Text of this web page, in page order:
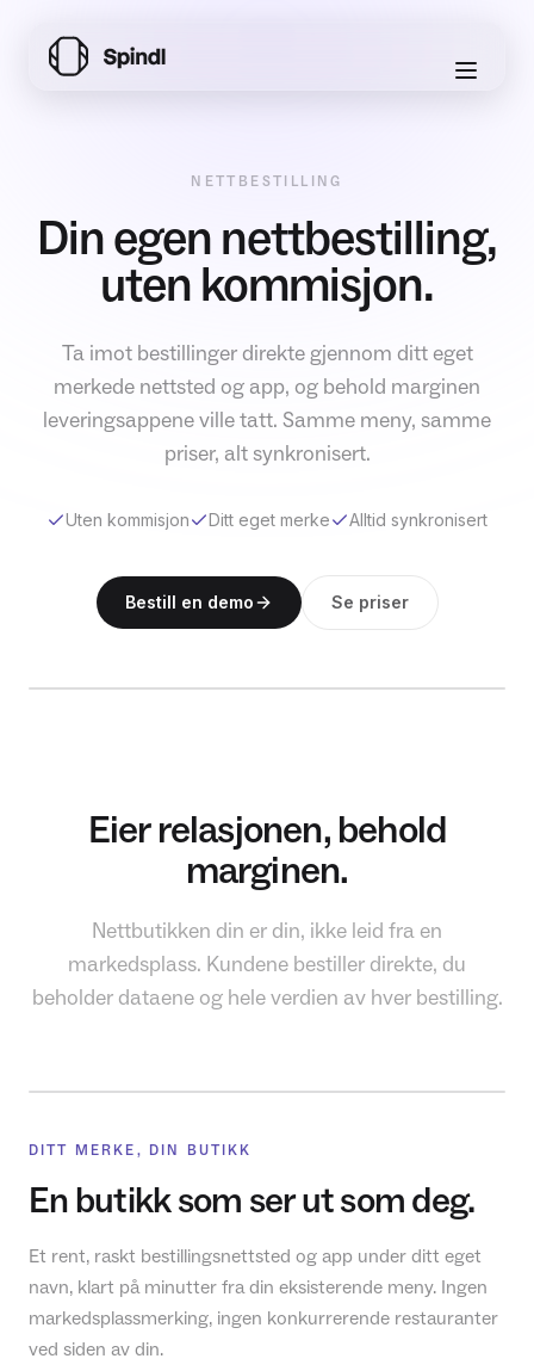
NETTBESTILLING
Din egen nettbestilling,
uten kommisjon.
Ta imot bestillinger direkte gjennom ditt eget
merkede nettsted og app, og behold marginen
leveringsappene ville tatt. Samme meny, samme
priser, alt synkronisert.
Uten kommisjon Ditt eget merke Alltid synkronisert
Bestill en demo Se priser
Eier relasjonen, behold
marginen.
Nettbutikken din er din, ikke leid fra en
markedsplass. Kundene bestiller direkte, du
beholder dataene og hele verdien av hver bestilling.
DITT MERKE, DIN BUTIKK
En butikk som ser ut som deg.
Et rent, raskt bestillingsnettsted og app under ditt eget
navn, klart på minutter fra din eksisterende meny. Ingen
markedsplassmerking, ingen konkurrerende restauranter
ved siden av din.